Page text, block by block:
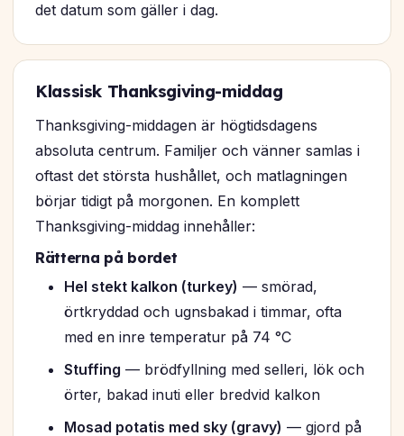
det datum som gäller i dag.
Klassisk Thanksgiving-middag
Thanksgiving-middagen är högtidsdagens
absoluta centrum. Familjer och vänner samlas i
oftast det största hushållet, och matlagningen
börjar tidigt på morgonen. En komplett
Thanksgiving-middag innehåller:
Rätterna på bordet
Hel stekt kalkon (turkey) — smörad,
örtkryddad och ugnsbakad i timmar, ofta
med en inre temperatur på 74 °C
Stuffing — brödfyllning med selleri, lök och
örter, bakad inuti eller bredvid kalkon
Mosad potatis med sky (gravy) — gjord på